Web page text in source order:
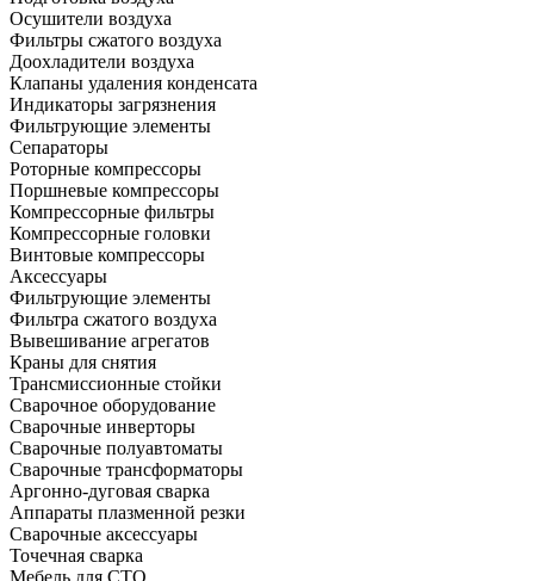
Осушители воздуха
Фильтры сжатого воздуха
Доохладители воздуха
Клапаны удаления конденсата
Индикаторы загрязнения
Фильтрующие элементы
Сепараторы
Роторные компрессоры
Поршневые компрессоры
Компрессорные фильтры
Компрессорные головки
Винтовые компрессоры
Аксессуары
Фильтрующие элементы
Фильтра сжатого воздуха
Вывешивание агрегатов
Краны для снятия
Трансмиссионные стойки
Сварочное оборудование
Сварочные инверторы
Сварочные полуавтоматы
Сварочные трансформаторы
Аргонно-дуговая сварка
Аппараты плазменной резки
Сварочные аксессуары
Точечная сварка
Мебель для СТО